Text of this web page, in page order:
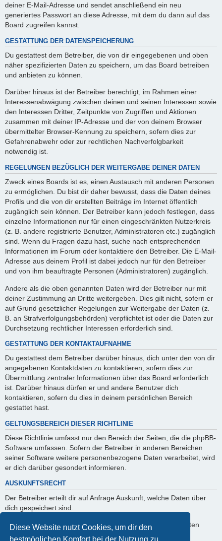
Diese Website nutzt Cookies, um dir den
bestmöglichen Komfort bei der Nutzung zu
deiner E-Mail-Adresse und sendet anschließend ein neu
generiertes Passwort an diese Adresse, mit dem du dann auf das
Board zugreifen kannst.
GESTATTUNG DER DATENSPEICHERUNG
Du gestattest dem Betreiber, die von dir eingegebenen und oben
näher spezifizierten Daten zu speichern, um das Board betreiben
und anbieten zu können.
Darüber hinaus ist der Betreiber berechtigt, im Rahmen einer
Interessenabwägung zwischen deinen und seinen Interessen sowie
den Interessen Dritter, Zeitpunkte von Zugriffen und Aktionen
zusammen mit deiner IP-Adresse und der von deinem Browser
übermittelter Browser-Kennung zu speichern, sofern dies zur
Gefahrenabwehr oder zur rechtlichen Nachverfolgbarkeit
notwendig ist.
REGELUNGEN BEZÜGLICH DER WEITERGABE DEINER DATEN
Zweck eines Boards ist es, einen Austausch mit anderen Personen
zu ermöglichen. Du bist dir daher bewusst, dass die Daten deines
Profils und die von dir erstellten Beiträge im Internet öffentlich
zugänglich sein können. Der Betreiber kann jedoch festlegen, dass
einzelne Informationen nur für einen eingeschränkten Nutzerkreis
(z. B. andere registrierte Benutzer, Administratoren etc.) zugänglich
sind. Wenn du Fragen dazu hast, suche nach entsprechenden
Informationen im Forum oder kontaktiere den Betreiber. Die E-Mail-
Adresse aus deinem Profil ist dabei jedoch nur für den Betreiber
und von ihm beauftragte Personen (Administratoren) zugänglich.
Andere als die oben genannten Daten wird der Betreiber nur mit
deiner Zustimmung an Dritte weitergeben. Dies gilt nicht, sofern er
auf Grund gesetzlicher Regelungen zur Weitergabe der Daten (z.
B. an Strafverfolgungsbehörden) verpflichtet ist oder die Daten zur
Durchsetzung rechtlicher Interessen erforderlich sind.
GESTATTUNG DER KONTAKTAUFNAHME
Du gestattest dem Betreiber darüber hinaus, dich unter den von dir
angegebenen Kontaktdaten zu kontaktieren, sofern dies zur
Übermittlung zentraler Informationen über das Board erforderlich
ist. Darüber hinaus dürfen er und andere Benutzer dich
kontaktieren, sofern du dies in deinem persönlichen Bereich
gestattet hast.
GELTUNGSBEREICH DIESER RICHTLINIE
Diese Richtlinie umfasst nur den Bereich der Seiten, die die phpBB-
Software umfassen. Sofern der Betreiber in anderen Bereichen
seiner Software weitere personenbezogene Daten verarbeitet, wird
er dich darüber gesondert informieren.
AUSKUNFTSRECHT
Der Betreiber erteilt dir auf Anfrage Auskunft, welche Daten über
dich gespeichert sind.
Du kannst jederzeit die Löschung bzw. Sperrung deiner Daten
verlangen. Kontaktiere hierzu bitte den Betreiber.